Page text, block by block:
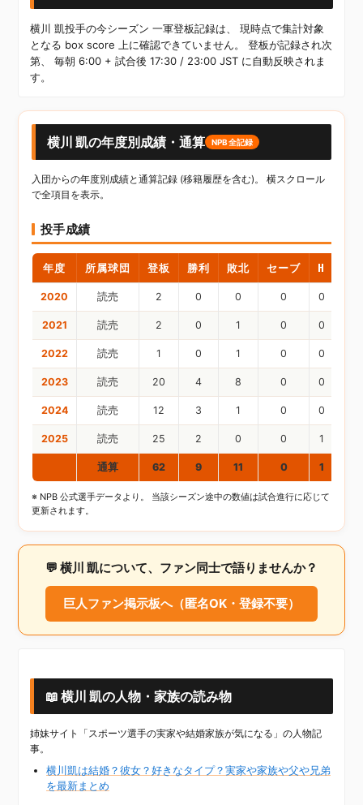
横川 凱投手の今シーズン 一軍登板記録は、 現時点で集計対象
となる box score 上に確認できていません。 登板が記録され次
第、 毎朝 6:00 + 試合後 17:30 / 23:00 JST に自動反映されま
す。
横川 凱の年度別成績・通算 NPB全記録
入団からの年度別成績と通算記録 (移籍履歴を含む)。 横スクロール
で全項目を表示。
投手成績
年度 所属球団 登板 勝利 敗北 セーブ H
2020 読売 2 0 0 0 0
2021 読売 2 0 1 0 0
2022 読売 1 0 1 0 0
2023 読売 20 4 8 0 0
2024 読売 12 3 1 0 0
2025 読売 25 2 0 0 1
通算 62 9 11 0 1
※ NPB 公式選手データより。 当該シーズン途中の数値は試合進行に応じて
更新されます。
💬 横川 凱について、ファン同士で語りませんか？
巨人ファン掲示板へ（匿名OK・登録不要）
📖 横川 凱の人物・家族の読み物
姉妹サイト「スポーツ選手の実家や結婚家族が気になる」の人物記
事。
横川凱は結婚？彼女？好きなタイプ？実家や家族や父や兄弟
を最新まとめ